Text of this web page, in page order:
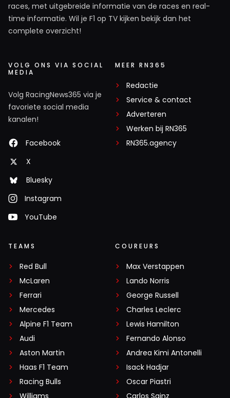
races, met uitgebreide informatie van de races en real-
time informatie. Wil je F1 op TV kijken bekijk dan het
complete overzicht!
VOLG ONS VIA SOCIAL
MEDIA
Volg RacingNews365 via je
favoriete social media
kanalen!
Facebook
X
Bluesky
Instagram
YouTube
MEER RN365
Redactie
Service & contact
Adverteren
Werken bij RN365
RN365.agency
TEAMS
Red Bull
McLaren
Ferrari
Mercedes
Alpine F1 Team
Audi
Aston Martin
Haas F1 Team
Racing Bulls
COUREURS
Max Verstappen
Lando Norris
George Russell
Charles Leclerc
Lewis Hamilton
Fernando Alonso
Andrea Kimi Antonelli
Isack Hadjar
Oscar Piastri